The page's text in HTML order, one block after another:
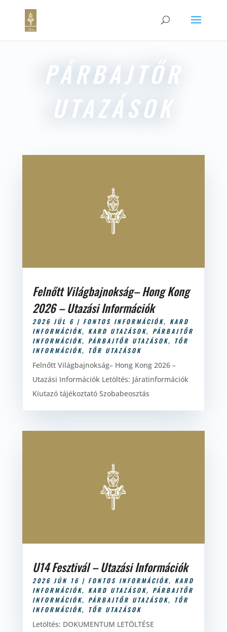
PÁRBAJTŐR
UTAZÁSOK
Felnőtt Világbajnokság– Hong Kong
2026 – Utazási Információk
2026 JÚL 6 | FONTOS INFORMÁCIÓK, KARD
INFORMÁCIÓK, KARD UTAZÁSOK, PÁRBAJTŐR
INFORMÁCIÓK, PÁRBAJTŐR UTAZÁSOK,
TŐR
INFORMÁCIÓK, TŐR UTAZÁSOK
Felnőtt Világbajnokság– Hong Kong 2026 –
Utazási Információk Letöltés: Járatinformációk
Kiutazó tájékoztató Szobabeosztás
U14 Fesztivál – Utazási Információk
2026 JÚN 16 | FONTOS INFORMÁCIÓK, KARD
INFORMÁCIÓK, KARD UTAZÁSOK, PÁRBAJTŐR
INFORMÁCIÓK, PÁRBAJTŐR UTAZÁSOK,
TŐR
INFORMÁCIÓK, TŐR UTAZÁSOK
Letöltés: DOKUMENTUM LETÖLTÉSE